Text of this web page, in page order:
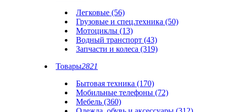
Легковые (56)
Грузовые и спец.техника (50)
Мотоциклы (13)
Водный транспорт (43)
Запчасти и колеса (319)
Товары2821
Бытовая техника (170)
Мобильные телефоны (72)
Мебель (360)